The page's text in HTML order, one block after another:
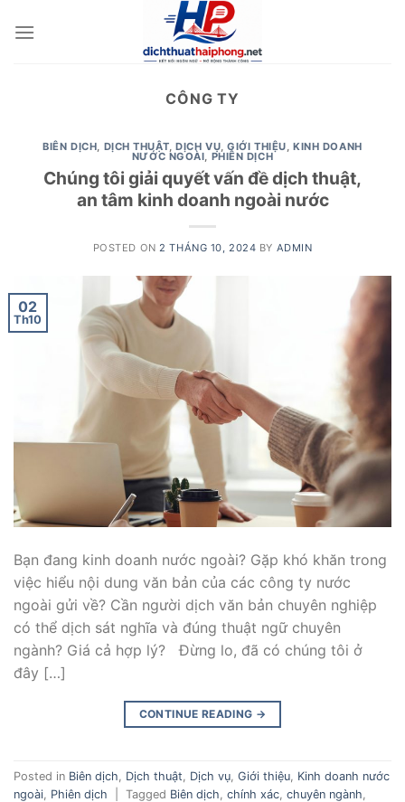
CÔNG TY
BIÊN DỊCH, DỊCH THUẬT,DỊCH VỤ,GIỚI THIỆU,KINH DOANH
NƯỚC NGOÀI, PHIÊN DỊCH
Chúng tôi giải quyết vấn đề dịch thuật,
an tâm kinh doanh ngoài nước
POSTED ON 2 THÁNG 10, 2024 BY ADMIN
02
Th10
Bạn đang kinh doanh nước ngoài? Gặp khó khăn trong
việc hiểu nội dung văn bản của các công ty nước
ngoài gửi về? Cần người dịch văn bản chuyên nghiệp
có thể dịch sát nghĩa và đúng thuật ngữ chuyên
ngành? Giá cả hợp lý? Đừng lo, đã có chúng tôi ở
đây […]
CONTINUE READING →
Posted in Biên dịch Dịch thuật Dịch vụ Giới thiệu Kinh doanh nước
ngoài Phiên dịch Tagged Biên dịch chính xác chuyên ngành